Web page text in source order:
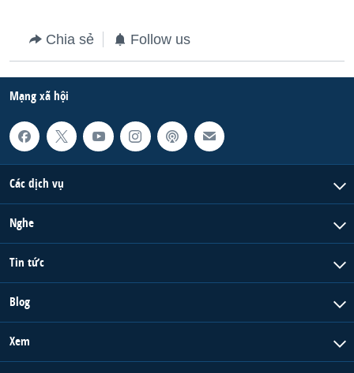
Chia sẻ Follow us
Mạng xã hội
Các dịch vụ
Nghe
Tin tức
Blog
Xem